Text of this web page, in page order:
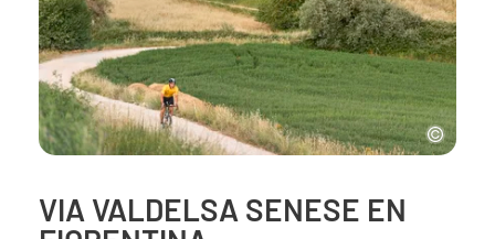
VIA VALDELSA SENESE EN